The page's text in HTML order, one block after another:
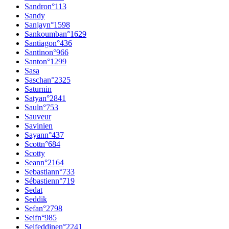
Sandron°113
Sandy
Sanjayn°1598
Sankoumban°1629
Santiagon°436
Santinon°966
Santon°1299
Sasa
Saschan°2325
Saturnin
Satyan°2841
Sauln°753
Sauveur
Savinien
Sayann°437
Scottn°684
Scotty
Seann°2164
Sebastiann°733
Sébastienn°719
Sedat
Seddik
Sefan°2798
Seifn°985
Seifeddinen°2241